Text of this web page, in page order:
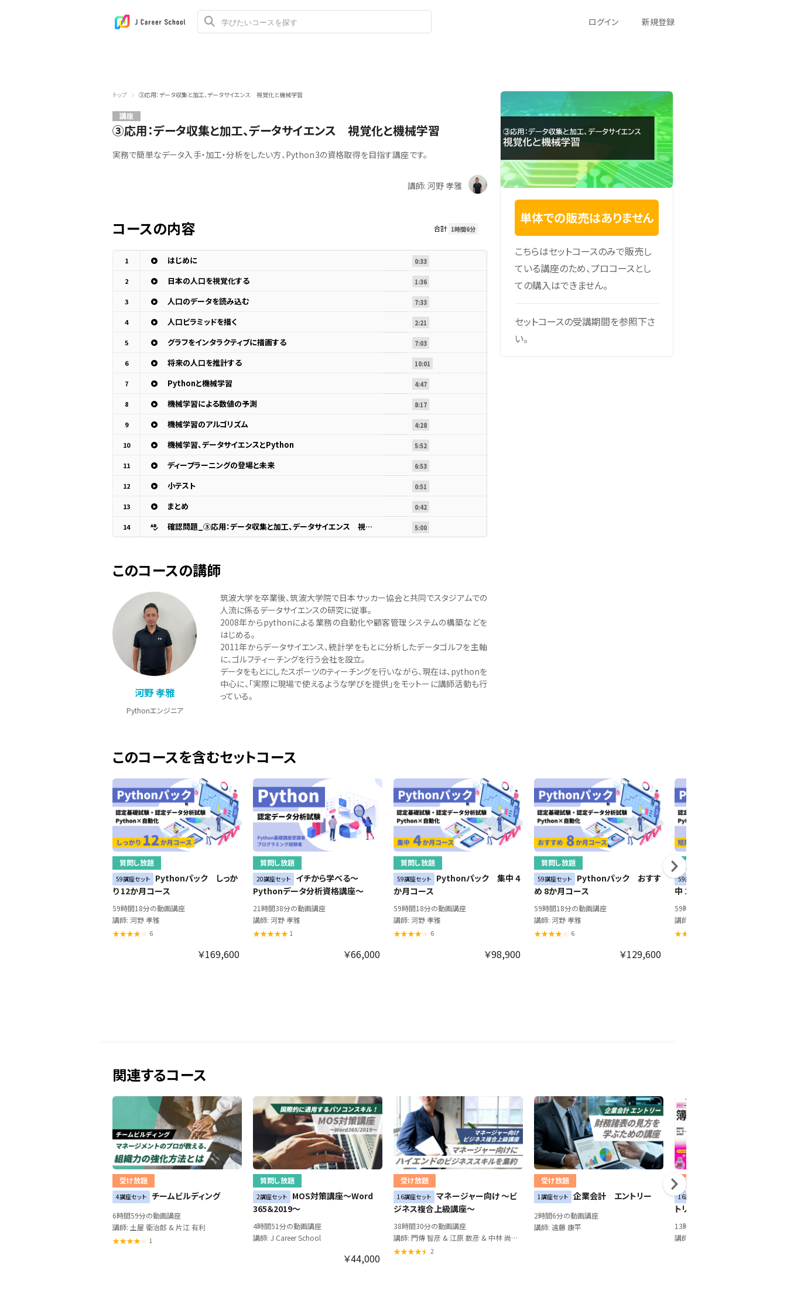
ログイン
ログイン
新規登録
トップ ③応用：データ収集と加工、データサイエンス 視覚化と機械学習
講座
③応用：データ収集と加工、データサイエンス 視覚化と機械学習
実務で簡単なデータ入手・加工・分析をしたい方、Python3の資格取得を目指す講座です。
講師: 河野 孝雅
コースの内容 合計 1時間6分
1 はじめに 0:33
2 日本の人口を視覚化する 1:36
3 人口のデータを読み込む 7:33
4 人口ピラミッドを描く 2:21
5 グラフをインタラクティブに描画する 7:03
6 将来の人口を推計する 10:01
7 Pythonと機械学習 4:47
8 機械学習による数値の予測 8:17
9 機械学習のアルゴリズム 4:28
10 機械学習、データサイエンスとPython 5:52
11 ディープラーニングの登場と未来 6:53
12 小テスト 0:51
13 まとめ 0:42
14 確認問題_③応用：データ収集と加工、データサイエンス 視覚化と機械学習 5:00
このコースの講師
河野 孝雅
Pythonエンジニア
筑波大学を卒業後、筑波大学院で日本サッカー協会と共同でスタジアムでの
人流に係るデータサイエンスの研究に従事。
2008年からpythonによる業務の自動化や顧客管理システムの構築などを
はじめる。
2011年からデータサイエンス、統計学をもとに分析したデータゴルフを主軸
に、ゴルフティーチングを行う会社を設立。
データをもとにしたスポーツのティーチングを行いながら、現在は、pythonを
中心に、「実際に現場で使えるような学びを提供」をモットーに講師活動も行
っている。
単体での販売はありません
こちらはセットコースのみで販売し
ている講座のため、プロコースとし
ての購入はできません。
セットコースの受講期間を参照下さ
い。
このコースを含むセットコース
質問し放題
59講座セット
Pythonパック しっか
り 12か月コース
59時間18分の動画講座
講師: 河野 孝雅
6
￥169,600
質問し放題
20講座セット
イチから学べる～
Pythonデータ分析資格講座～
21時間38分の動画講座
講師: 河野 孝雅
1
￥66,000
質問し放題
59講座セット
Pythonパック 集中 4
か月コース
59時間18分の動画講座
講師: 河野 孝雅
6
￥98,900
質問し放題
59講座セット
Pythonパック おすす
め 8か月コース
59時間18分の動画講座
講師: 河野 孝雅
6
￥129,600
質問し放題
59講座セット
中 1か月コース
59時間18分の動画講座
講師: 河野 孝雅
関連するコース
受け放題
4講座セット チームビルディング
6時間59分の動画講座
講師: 土屋 衛治郎 & 片江 有利
1
質問し放題
2講座セット
MOS対策講座～Word
365＆2019～
4時間51分の動画講座
講師: J Career School
￥44,000
受け放題
16講座セット マネージャー向け ～ビ
ジネス複合上級講座～
38時間30分の動画講座
講師: 門傳 智彦 & 江原 数彦 & 中林 尚夫 & 越 純一郎 & 土屋 衛治郎 & 七條 千恵美
2
受け放題
1講座セット 企業会計 エントリー
2時間6分の動画講座
講師: 遠藤 康平
受け放題
16講座セット
トリー
13時間22分の動画講座
講師: 遠藤 康平 & 江原 数彦